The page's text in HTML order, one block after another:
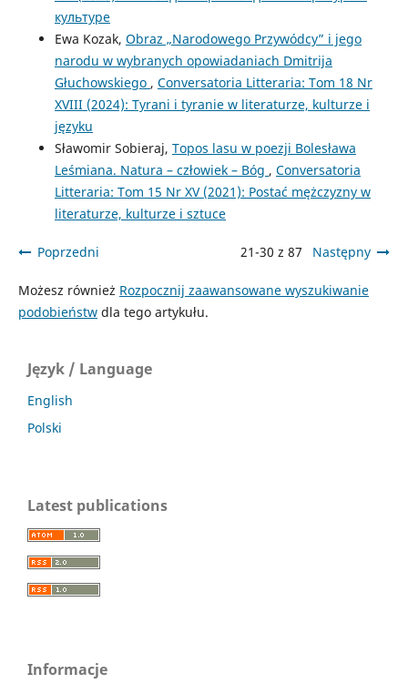
культуре
Ewa Kozak, Obraz „Narodowego Przywódcy” i jego
narodu w wybranych opowiadaniach Dmitrija
Głuchowskiego , Conversatoria Litteraria: Tom 18 Nr
XVIII (2024): Tyrani i tyranie w literaturze, kulturze i
języku
Sławomir Sobieraj, Topos lasu w poezji Bolesława
Leśmiana. Natura – człowiek – Bóg , Conversatoria
Litteraria: Tom 15 Nr XV (2021): Postać mężczyzny w
literaturze, kulturze i sztuce
Poprzedni 21-30 z 87 Następny
Możesz również Rozpocznij zaawansowane wyszukiwanie
podobieństwdla tego artykułu.
Język / Language
English
Polski
Latest publications
Informacje